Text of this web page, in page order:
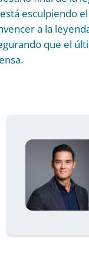
esculpiendo
a la
que el